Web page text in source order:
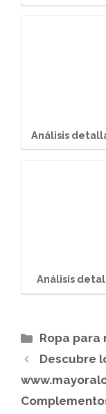
Análisis
Análisis
Categorías
Ropa para
Descubre